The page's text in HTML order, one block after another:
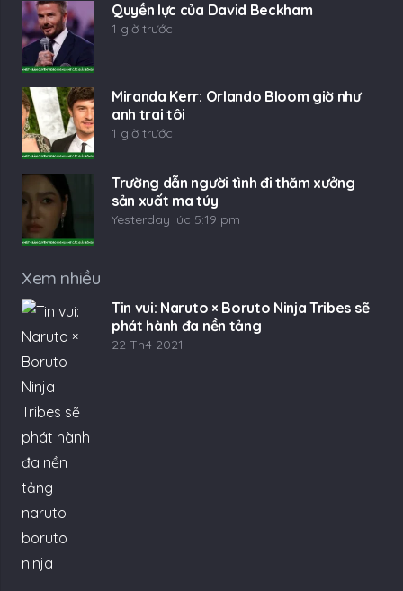
Quyền lực của David Beckham
1 giờ trước
Miranda Kerr: Orlando Bloom giờ như
anh trai tôi
1 giờ trước
Trường dẫn người tình đi thăm xưởng
sản xuất ma túy
Yesterday lúc 5:19 pm
Xem nhiều
Tin vui: Naruto × Boruto Ninja Tribes sẽ
phát hành đa nền tảng
22 Th4 2021